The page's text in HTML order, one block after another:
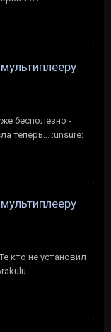
бесполезно -
теперь... :unsure:
кто не установил